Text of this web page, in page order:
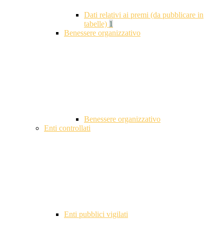
Dati relativi ai premi (da pubblicare in
tabelle) 1
Benessere organizzativo
Benessere organizzativo
Enti controllati
Enti pubblici vigilati